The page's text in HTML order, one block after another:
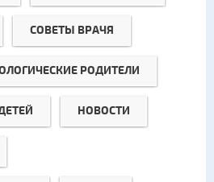
СОВЕТЫ ВРАЧЯ
РОДИТЕЛИ
НОВОСТИ